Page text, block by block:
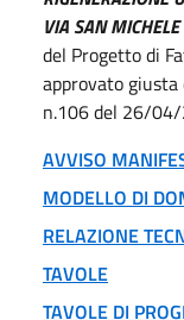
VIA SAN
del Progetto di
approvato
n.106 del 26/
AVVISO
MODELLO DI
RELAZIONE
TAVOLE
TAVOLE DI